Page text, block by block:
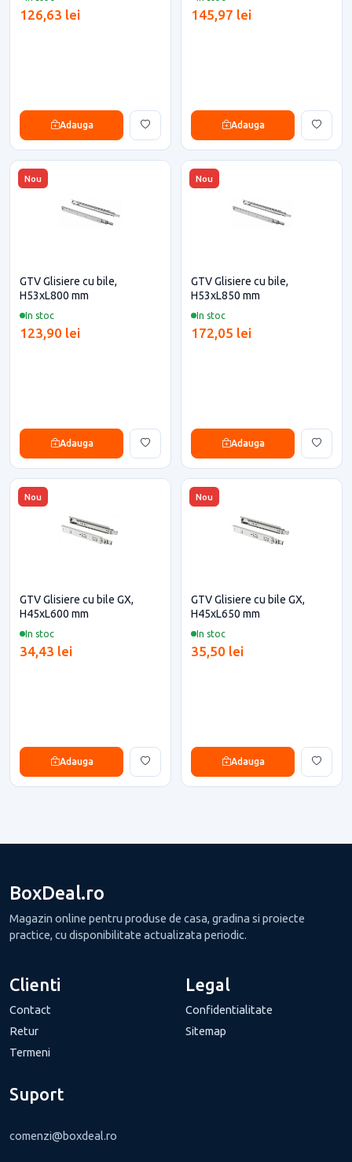
126,63 lei
Adauga
145,97 lei
Adauga
Nou
In stoc
GTV Glisiere cu bile,
H53xL800 mm
123,90 lei
Adauga
Nou
In stoc
GTV Glisiere cu bile,
H53xL850 mm
172,05 lei
Adauga
Nou
In stoc
GTV Glisiere cu bile GX,
H45xL600 mm
34,43 lei
Adauga
Nou
In stoc
GTV Glisiere cu bile GX,
H45xL650 mm
35,50 lei
Adauga
BoxDeal.ro
Magazin online pentru produse de casa, gradina si proiecte
practice, cu disponibilitate actualizata periodic.
Clienti
Contact
Retur
Termeni
Legal
Confidentialitate
Sitemap
Suport
comenzi@boxdeal.ro